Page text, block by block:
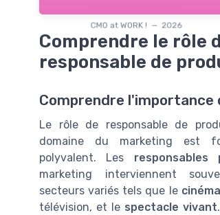
CMO at WORK ! — 2026
Comprendre le rôle
responsable de
Comprendre l'importance
Le rôle de responsable de
domaine du marketing est
polyvalent. Les responsables
marketing interviennent
secteurs variés tels que le
télévision, et le spectacle vivant